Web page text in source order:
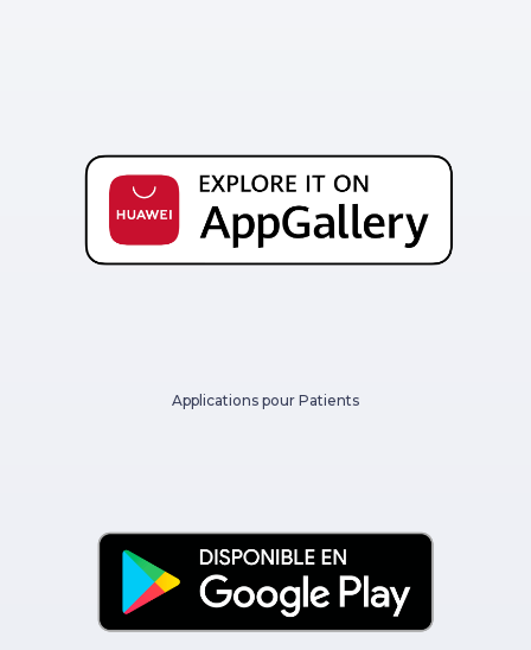
Applications pour Patients